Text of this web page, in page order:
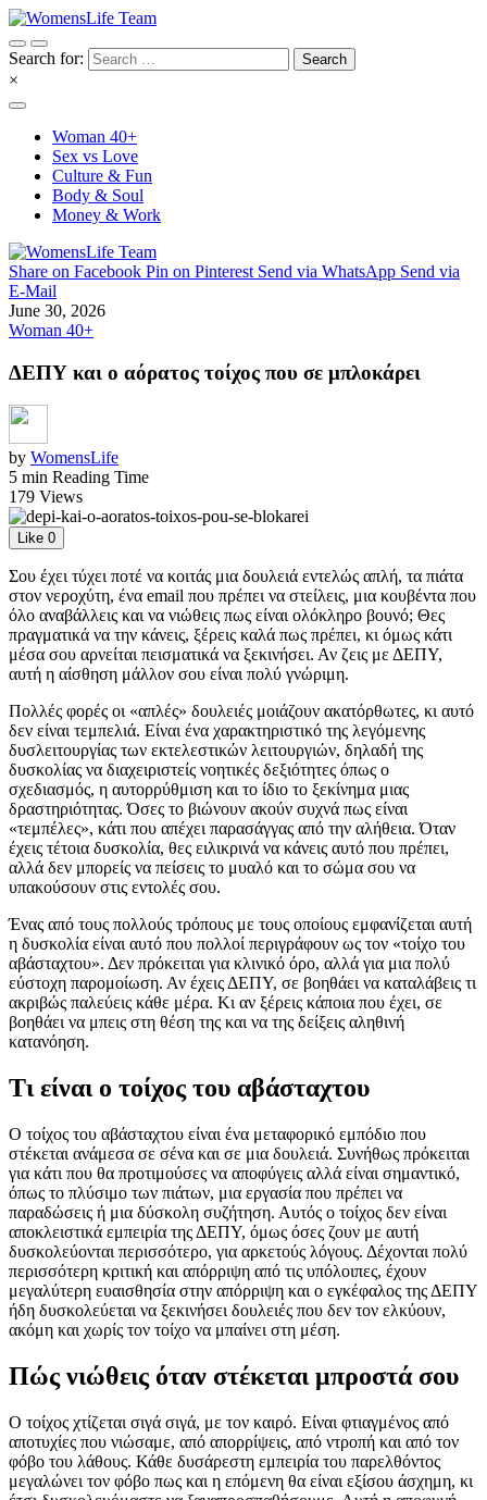
Search for:
×
Woman 40+
Sex vs Love
Culture & Fun
Body & Soul
Money & Work
Share on Facebook Pin on Pinterest Send via WhatsApp Send via
E-Mail
June 30, 2026
Woman 40+
ΔΕΠΥ και ο αόρατος τοίχος που σε μπλοκάρει
by WomensLife
5 min Reading Time
179 Views
Like 0
Σου έχει τύχει ποτέ να κοιτάς μια δουλειά εντελώς απλή, τα πιάτα
στον νεροχύτη, ένα email που πρέπει να στείλεις, μια κουβέντα που
όλο αναβάλλεις και να νιώθεις πως είναι ολόκληρο βουνό; Θες
πραγματικά να την κάνεις, ξέρεις καλά πως πρέπει, κι όμως κάτι
μέσα σου αρνείται πεισματικά να ξεκινήσει. Αν ζεις με ΔΕΠΥ,
αυτή η αίσθηση μάλλον σου είναι πολύ γνώριμη.
Πολλές φορές οι «απλές» δουλειές μοιάζουν ακατόρθωτες, κι αυτό
δεν είναι τεμπελιά. Είναι ένα χαρακτηριστικό της λεγόμενης
δυσλειτουργίας των εκτελεστικών λειτουργιών, δηλαδή της
δυσκολίας να διαχειριστείς νοητικές δεξιότητες όπως ο
σχεδιασμός, η αυτορρύθμιση και το ίδιο το ξεκίνημα μιας
δραστηριότητας. Όσες το βιώνουν ακούν συχνά πως είναι
«τεμπέλες», κάτι που απέχει παρασάγγας από την αλήθεια. Όταν
έχεις τέτοια δυσκολία, θες ειλικρινά να κάνεις αυτό που πρέπει,
αλλά δεν μπορείς να πείσεις το μυαλό και το σώμα σου να
υπακούσουν στις εντολές σου.
Ένας από τους πολλούς τρόπους με τους οποίους εμφανίζεται αυτή
η δυσκολία είναι αυτό που πολλοί περιγράφουν ως τον «τοίχο του
αβάσταχτου». Δεν πρόκειται για κλινικό όρο, αλλά για μια πολύ
εύστοχη παρομοίωση. Αν έχεις ΔΕΠΥ, σε βοηθάει να καταλάβεις τι
ακριβώς παλεύεις κάθε μέρα. Κι αν ξέρεις κάποια που έχει, σε
βοηθάει να μπεις στη θέση της και να της δείξεις αληθινή
κατανόηση.
Τι είναι ο τοίχος του αβάσταχτου
Ο τοίχος του αβάσταχτου είναι ένα μεταφορικό εμπόδιο που
στέκεται ανάμεσα σε σένα και σε μια δουλειά. Συνήθως πρόκειται
για κάτι που θα προτιμούσες να αποφύγεις αλλά είναι σημαντικό,
όπως το πλύσιμο των πιάτων, μια εργασία που πρέπει να
παραδώσεις ή μια δύσκολη συζήτηση. Αυτός ο τοίχος δεν είναι
αποκλειστικά εμπειρία της ΔΕΠΥ, όμως όσες ζουν με αυτή
δυσκολεύονται περισσότερο, για αρκετούς λόγους. Δέχονται πολύ
περισσότερη κριτική και απόρριψη από τις υπόλοιπες, έχουν
μεγαλύτερη ευαισθησία στην απόρριψη και ο εγκέφαλος της ΔΕΠΥ
ήδη δυσκολεύεται να ξεκινήσει δουλειές που δεν τον ελκύουν,
ακόμη και χωρίς τον τοίχο να μπαίνει στη μέση.
Πώς νιώθεις όταν στέκεται μπροστά σου
Ο τοίχος χτίζεται σιγά σιγά, με τον καιρό. Είναι φτιαγμένος από
αποτυχίες που νιώσαμε, από απορρίψεις, από ντροπή και από τον
φόβο του λάθους. Κάθε δυσάρεστη εμπειρία του παρελθόντος
μεγαλώνει τον φόβο πως και η επόμενη θα είναι εξίσου άσχημη, κι